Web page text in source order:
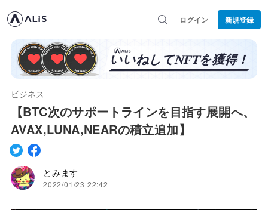
ログイン 新規登録
ビジネス
【BTC次のサポートラインを目指す展開へ、
AVAX,LUNA,NEARの積立追加】
とみます
2022/01/23 22:42